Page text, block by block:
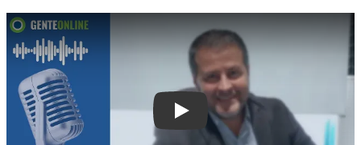
Play: Francisco Maggi: “La vida del